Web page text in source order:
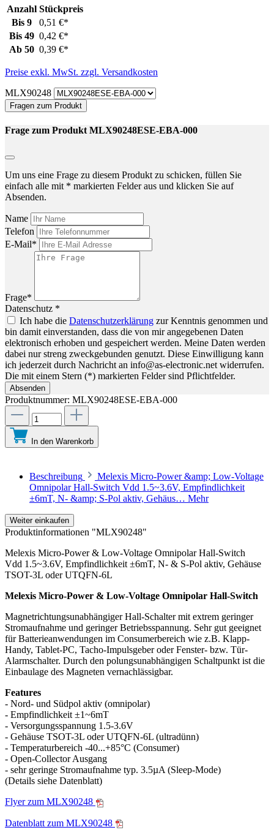
Anzahl Stückpreis
Bis 9
0,51 €*
Bis 49 0,42 €*
Ab 50 0,39 €*
Preise exkl. MwSt. zzgl. Versandkosten
MLX90248
Fragen zum Produkt
Frage zum Produkt MLX90248ESE-EBA-000
Um uns eine Frage zu diesem Produkt zu schicken, füllen Sie
einfach alle mit * markierten Felder aus und klicken Sie auf
Absenden.
Name
Telefon
E-Mail*
Frage*
Datenschutz *
Ich habe die Datenschutzerklärung zur Kenntnis genommen und
bin damit einverstanden, dass die von mir angegebenen Daten
elektronisch erhoben und gespeichert werden. Meine Daten werden
dabei nur streng zweckgebunden genutzt. Diese Einwilligung kann
ich jederzeit durch Nachricht an info@as-electronic.net widerrufen.
Die mit einem Stern (*) markierten Felder sind Pflichtfelder.
Absenden
Produktnummer: MLX90248ESE-EBA-000
In den Warenkorb
Beschreibung
Melexis Micro-Power &amp; Low-Voltage
Omnipolar Hall-Switch Vdd 1.5~3.6V, Empfindlichkeit
±6mT, N- &amp; S-Pol aktiv, Gehäus… Mehr
Weiter einkaufen
Produktinformationen "MLX90248"
Melexis Micro-Power & Low-Voltage Omnipolar Hall-Switch
Vdd 1.5~3.6V, Empfindlichkeit ±6mT, N- & S-Pol aktiv, Gehäuse
TSOT-3L oder UTQFN-6L
Melexis Micro-Power & Low-Voltage Omnipolar Hall-Switch
Magnetrichtungsunabhängiger Hall-Schalter mit extrem geringer
Stromaufnahme und geringer Betriebsspannung. Sehr gut geeignet
für Batterieanwendungen im Consumerbereich wie z.B. Klapp-
Handy, Tablet-PC, Tacho-Impulsgeber oder Fenster- bzw. Tür-
Alarmschalter. Durch den polungsunabhängigen Schaltpunkt ist die
Einbaulage des Magneten vernachlässigbar.
Features
- Nord- und Südpol aktiv (omnipolar)
- Empfindlichkeit ±1~6mT
- Versorgungsspannung 1.5-3.6V
- Gehäuse TSOT-3L oder UTQFN-6L (ultradünn)
- Temperaturbereich -40...+85°C (Consumer)
- Open-Collector Ausgang
- sehr geringe Stromaufnahme typ. 3.5µA (Sleep-Mode)
(Details siehe Datenblatt)
Flyer zum MLX90248
Datenblatt zum MLX90248